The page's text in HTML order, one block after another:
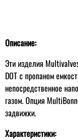
Описание:
Эти изделия
DOT с пропаном
непосредственное
газом. Опция
задвижки.
Характеристики: